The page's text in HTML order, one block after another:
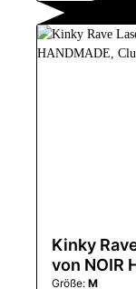
jede Garderobe, ideal für alle, die auf
Veranstaltungen
gerne
sorgt für
Kinky
von NOIR
Techno
Größe: M